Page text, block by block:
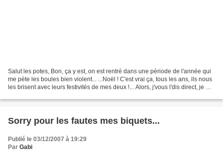
Salut les potes, Bon, ça y est, on est rentré dans une période de l'année qui
me pète les boules bien violent... ...Noël ! C'est vrai ça, tous les ans, ils nous
les brisent avec leurs festivités de mes deux !... Alors, j'vous l'dis direct, je me
Sorry pour les fautes mes biquets...
Publié le 03/12/2007 à 19:29
Par Gabi